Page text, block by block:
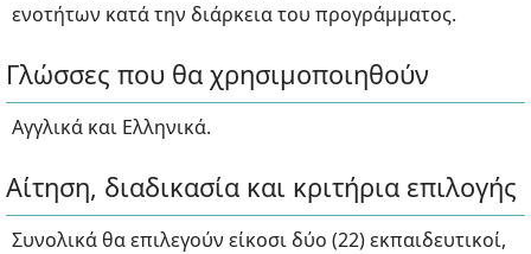
ενοτήτων κατά την διάρκεια του προγράμματος.
Γλώσσες που θα χρησιμοποιηθούν
Αγγλικά και Ελληνικά.
Αίτηση, διαδικασία και κριτήρια επιλογής
Συνολικά θα επιλεγούν είκοσι δύο (22) εκπαιδευτικοί,